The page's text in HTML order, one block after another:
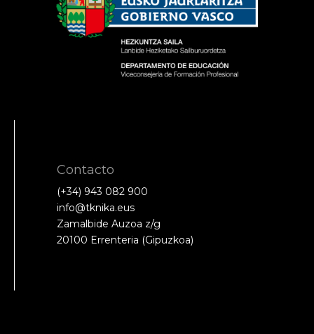
Contacto
(+34) 943 082 900
info@tknika.eus
Zamalbide Auzoa z/g
20100 Errenteria (Gipuzkoa)